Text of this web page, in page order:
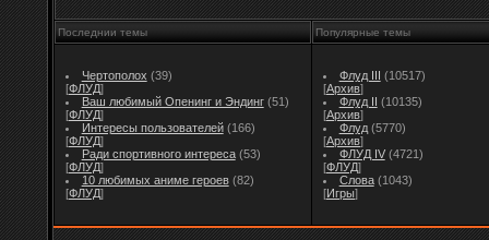
Последнии темы Популярные темы
Чертополох (39)
[ФЛУД]
Ваш любимый Опенинг и Эндинг (51)
[ФЛУД]
Интересы пользователей (166)
[ФЛУД]
Ради спортивного интереса (53)
[ФЛУД]
10 любимых аниме героев (82)
[ФЛУД]
Флуд III (10517)
[Архив]
Флуд II (10135)
[Архив]
Флуд (5770)
[Архив]
ФЛУД IV (4721)
[ФЛУД]
Слова (1043)
[Игры]